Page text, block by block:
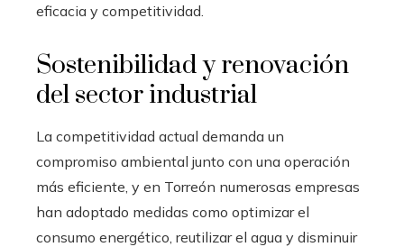
eficacia y competitividad.
Sostenibilidad y renovación
del sector industrial
La competitividad actual demanda un
compromiso ambiental junto con una operación
más eficiente, y en Torreón numerosas empresas
han adoptado medidas como optimizar el
consumo energético, reutilizar el agua y disminuir